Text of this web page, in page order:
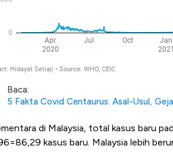
Baca:
5 Fakta Covid Centaurus: Asal-Usul,
di Malaysia, total kasus baru
kasus baru. Malaysia lebih